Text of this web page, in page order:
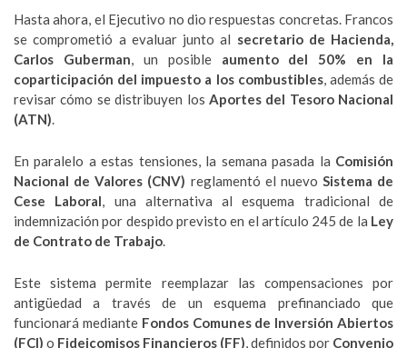
Hasta ahora, el Ejecutivo no dio respuestas concretas. Francos
se comprometió a evaluar junto al secretario de Hacienda,
Carlos Guberman, un posible aumento del 50% en la
coparticipación del impuesto a los combustibles, además de
revisar cómo se distribuyen los Aportes del Tesoro Nacional
(ATN).
En paralelo a estas tensiones, la semana pasada la Comisión
Nacional de Valores (CNV) reglamentó el nuevo Sistema de
Cese Laboral, una alternativa al esquema tradicional de
indemnización por despido previsto en el artículo 245 de la Ley
de Contrato de Trabajo.
Este sistema permite reemplazar las compensaciones por
antigüedad a través de un esquema prefinanciado que
funcionará mediante Fondos Comunes de Inversión Abiertos
(FCI) o Fideicomisos Financieros (FF), definidos por Convenio